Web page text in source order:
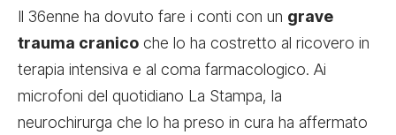
Il 36enne ha dovuto fare i conti con un grave
trauma cranico che lo ha costretto al ricovero in
terapia intensiva e al coma farmacologico. Ai
microfoni del quotidiano La Stampa, la
neurochirurga che lo ha preso in cura ha affermato